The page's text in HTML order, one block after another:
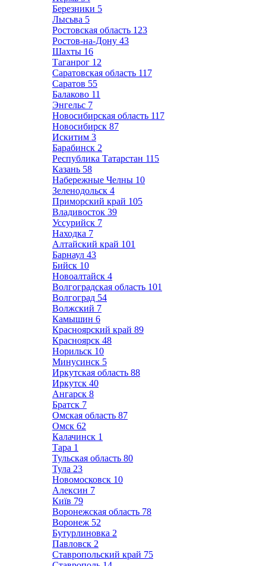
Березники 5
Лысьва 5
Ростовская область 123
Ростов-на-Дону 43
Шахты 16
Таганрог 12
Саратовская область 117
Саратов 55
Балаково 11
Энгельс 7
Новосибирская область 117
Новосибирск 87
Искитим 3
Барабинск 2
Республика Татарстан 115
Казань 58
Набережные Челны 10
Зеленодольск 4
Приморский край 105
Владивосток 39
Уссурийск 7
Находка 7
Алтайский край 101
Барнаул 43
Бийск 10
Новоалтайск 4
Волгоградская область 101
Волгоград 54
Волжский 7
Камышин 6
Красноярский край 89
Красноярск 48
Норильск 10
Минусинск 5
Иркутская область 88
Иркутск 40
Ангарск 8
Братск 7
Омская область 87
Омск 62
Калачинск 1
Тара 1
Тульская область 80
Тула 23
Новомосковск 10
Алексин 7
Київ 79
Воронежская область 78
Воронеж 52
Бутурлиновка 2
Павловск 2
Ставропольский край 75